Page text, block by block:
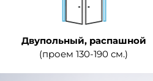
Двупольный, распашной
(проем 130-190 см.)